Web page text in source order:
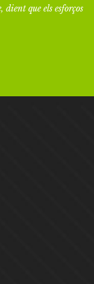
que els esforços